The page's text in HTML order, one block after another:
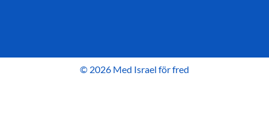
© 2026 Med Israel för fred